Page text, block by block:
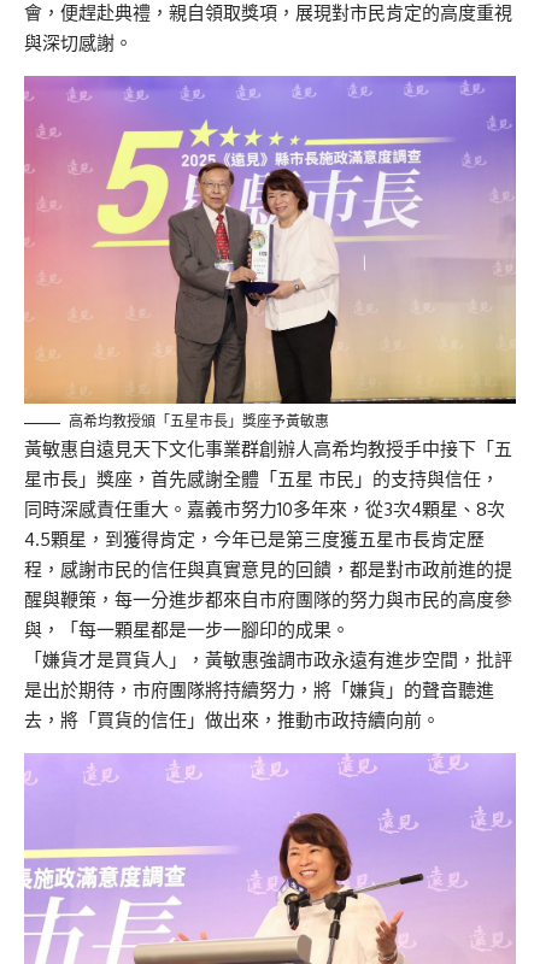
會，便趕赴典禮，親自領取獎項，展現對市民肯定的高度重視
與深切感謝。
高希均教授頒「五星市長」獎座予黃敏惠
黃敏惠自遠見天下文化事業群創辦人高希均教授手中接下「五
星市長」獎座，首先感謝全體「五星 市民」的支持與信任，
同時深感責任重大。嘉義市努力10多年來，從3次4顆星、8次
4.5顆星，到獲得肯定，今年已是第三度獲五星市長肯定歷
程，感謝市民的信任與真實意見的回饋，都是對市政前進的提
醒與鞭策，每一分進步都來自市府團隊的努力與市民的高度參
與，「每一顆星都是一步一腳印的成果。
「嫌貨才是買貨人」，黃敏惠強調市政永遠有進步空間，批評
是出於期待，市府團隊將持續努力，將「嫌貨」的聲音聽進
去，將「買貨的信任」做出來，推動市政持續向前。